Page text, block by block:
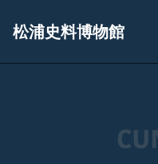
松浦史料博物館